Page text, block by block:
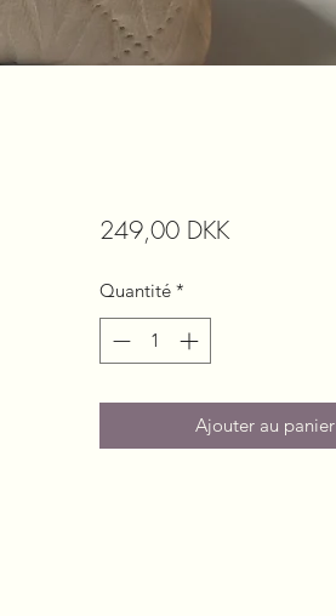
249,00 DKKPrix
Quantité *
Ajouter au panier